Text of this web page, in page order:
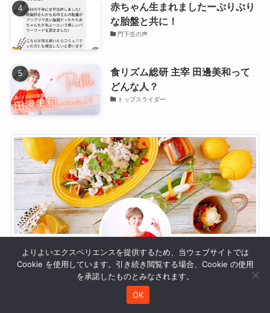
赤ちゃん生まれましたーぷりぷり
な胎盤と共に！
門下生の声
食リズム総研 主宰 田邊美和って
どんな人？
トップスライダー
田邊美和
食リズム総研 主宰
よりよいエクスペリエンスを提供するため、当ウェブサイトでは
Cookie を使用しています。引き続き閲覧する場合、Cookie の使用
を承諾したものとみなされます。
OK